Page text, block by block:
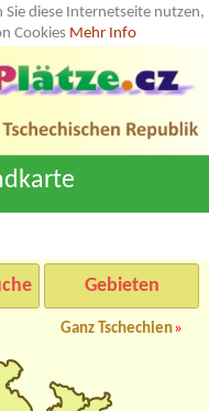
Sie diese Internetseite nutzen,
Cookies Mehr Info
Gebieten
Ganz Tschechien»